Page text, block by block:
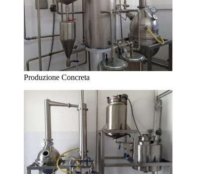
Produzione Concreta